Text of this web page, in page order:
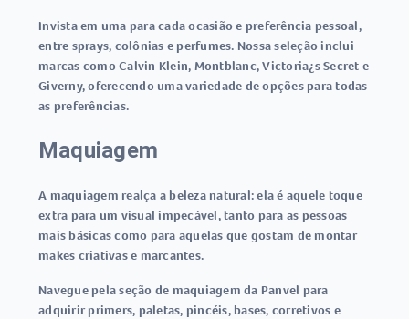
Invista em uma para cada ocasião e preferência pessoal,
entre sprays, colônias e perfumes. Nossa seleção inclui
marcas como Calvin Klein, Montblanc, Victoria¿s Secret e
Giverny, oferecendo uma variedade de opções para todas
as preferências.
Maquiagem
A maquiagem realça a beleza natural: ela é aquele toque
extra para um visual impecável, tanto para as pessoas
mais básicas como para aquelas que gostam de montar
makes criativas e marcantes.
Navegue pela seção de maquiagem da Panvel para
adquirir primers, paletas, pincéis, bases, corretivos e